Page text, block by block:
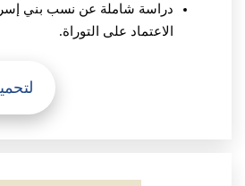
دراسة شاملة عن نسب بني
الاعتماد على التوراة.